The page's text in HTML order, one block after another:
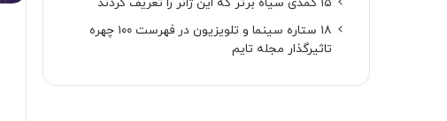
۱۸ ستاره‌ سینما و تلویزیون در فهرست ۱۰۰ چهره
تاثیرگذار مجله تایم